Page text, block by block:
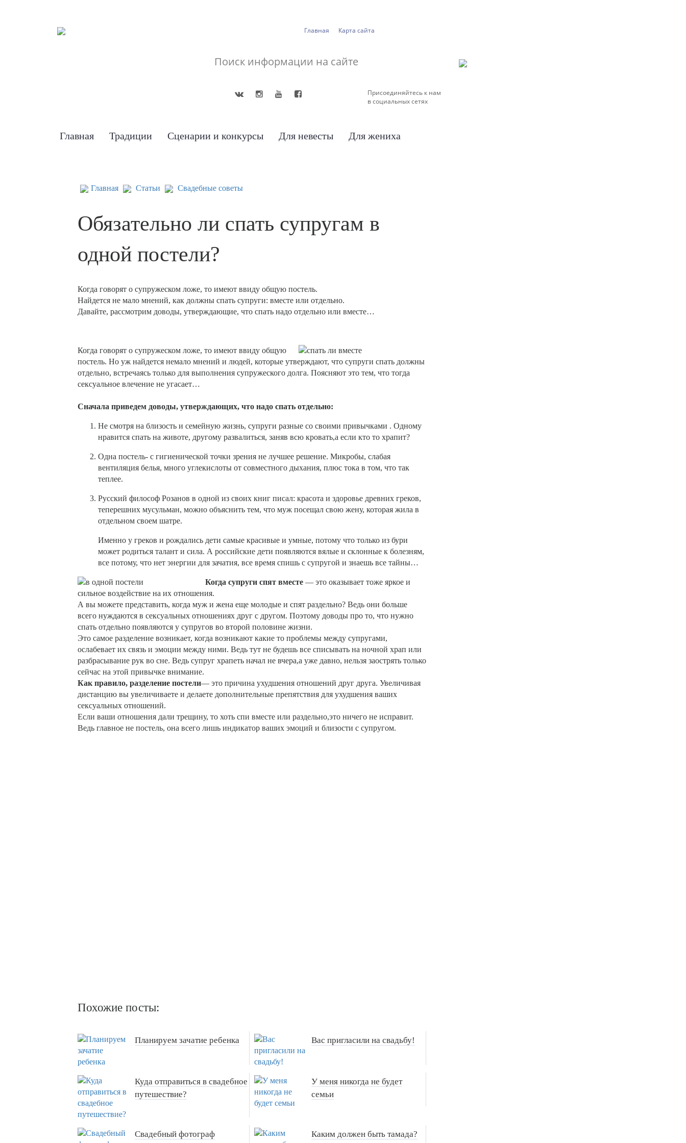
Главная Карта сайта
Присоединяйтесь к нам
в социальных сетях
Главная Традиции Сценарии и конкурсы Для невесты Для жениха
Главная Статьи Свадебные советы
Обязательно ли спать супругам в
одной постели?
Когда говорят о супружеском ложе, то имеют ввиду общую постель.
Найдется не мало мнений, как должны спать супруги: вместе или отдельно.
Давайте, рассмотрим доводы, утверждающие, что спать надо отдельно или вместе…
Когда говорят о супружеском ложе, то имеют ввиду общую
постель. Но уж найдется немало мнений и людей, которые утверждают, что супруги спать должны
отдельно, встречаясь только для выполнения супружеского долга. Поясняют это тем, что тогда
сексуальное влечение не угасает…
Сначала приведем доводы, утверждающих, что надо спать отдельно:
Не смотря на близость и семейную жизнь, супруги разные со своими привычками . Одному
нравится спать на животе, другому развалиться, заняв всю кровать,а если кто то храпит?
Одна постель- с гигиенической точки зрения не лучшее решение. Микробы, слабая
вентиляция белья, много углекислоты от совместного дыхания, плюс тока в том, что так
теплее.
Русский философ Розанов в одной из своих книг писал: красота и здоровье древних греков,
теперешних мусульман, можно объяснить тем, что муж посещал свою жену, которая жила в
отдельном своем шатре.
Именно у греков и рождались дети самые красивые и умные, потому что только из бури
может родиться талант и сила. А российские дети появляются вялые и склонные к болезням,
все потому, что нет энергии для зачатия, все время спишь с супругой и знаешь все тайны…
Когда супруги спят вместе — это оказывает тоже яркое и
сильное воздействие на их отношения.
А вы можете представить, когда муж и жена еще молодые и спят раздельно? Ведь они больше
всего нуждаются в сексуальных отношениях друг с другом. Поэтому доводы про то, что нужно
спать отдельно появляются у супругов во второй половине жизни.
Это самое разделение возникает, когда возникают какие то проблемы между супругами,
ослабевает их связь и эмоции между ними. Ведь тут не будешь все списывать на ночной храп или
разбрасывание рук во сне. Ведь супруг храпеть начал не вчера,а уже давно, нельзя заострять только
сейчас на этой привычке внимание.
Как правило, разделение постели— это причина ухудшения отношений друг друга. Увеличивая
дистанцию вы увеличиваете и делаете дополнительные препятствия для ухудшения ваших
сексуальных отношений.
Если ваши отношения дали трещину, то хоть спи вместе или раздельно,это ничего не исправит.
Ведь главное не постель, она всего лишь индикатор ваших эмоций и близости с супругом.
Похожие посты:
Планируем зачатие ребенка Вас пригласили на свадьбу!
Куда отправиться в свадебное
путешествие?
У меня никогда не будет
семьи
Свадебный фотограф Каким должен быть тамада?